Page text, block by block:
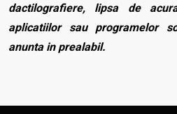
dactilografiere, lipsa de
aplicatiilor sau programelor
anunta in prealabil.